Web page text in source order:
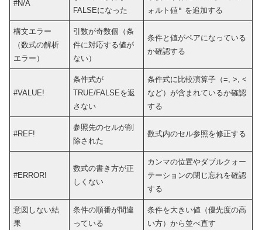
#N/A
FALSEになった
ォルト値" を追加する
構文エラー
（数式の解析
エラー）
引数が奇数個（条
件に対応する値が
ない）
条件と値がペアになっている
か確認する
#VALUE!
条件式が
TRUE/FALSEを返
さない
条件式に比較演算子（=, >, <
など）が含まれているか確認
する
#REF!
参照先のセルが削
除された
数式内のセル参照を修正する
#ERROR!
数式の書き方が正
しくない
カンマの位置やダブルクォー
テーションの閉じ忘れを確認
する
意図しない結
果
条件の順番が間違
っている
条件を大きい値（優先度の高
い方）から並べ直す